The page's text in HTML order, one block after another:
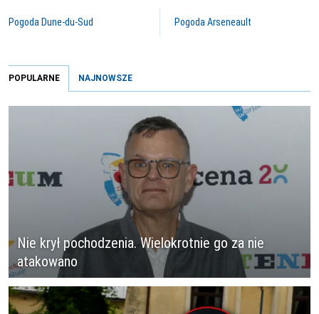
Pogoda Dune-du-Sud Pogoda Arseneault
POPULARNE NAJNOWSZE
Nie krył pochodzenia. Wielokrotnie go za nie
atakowano